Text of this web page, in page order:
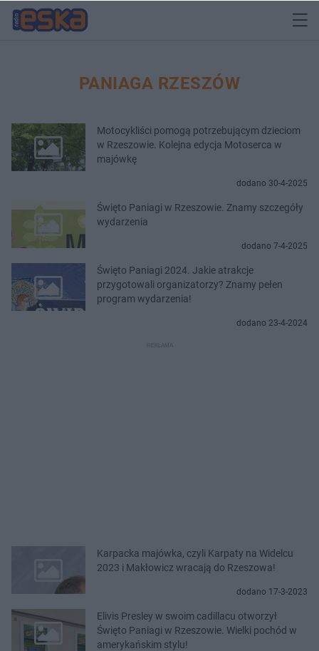
PANIAGA RZESZÓW
Motocykliści pomogą potrzebującym dzieciom
w Rzeszowie. Kolejna edycja Motoserca w
majówkę
dodano 30-4-2025
Święto Paniagi w Rzeszowie. Znamy szczegóły
wydarzenia
dodano 7-4-2025
Święto Paniagi 2024. Jakie atrakcje
przygotowali organizatorzy? Znamy pełen
program wydarzenia!
dodano 23-4-2024
Karpacka majówka, czyli Karpaty na Widelcu
2023 i Makłowicz wracają do Rzeszowa!
dodano 17-3-2023
Elivis Presley w swoim cadillacu otworzył
Święto Paniagi w Rzeszowie. Wielki pochód w
amerykańskim stylu!